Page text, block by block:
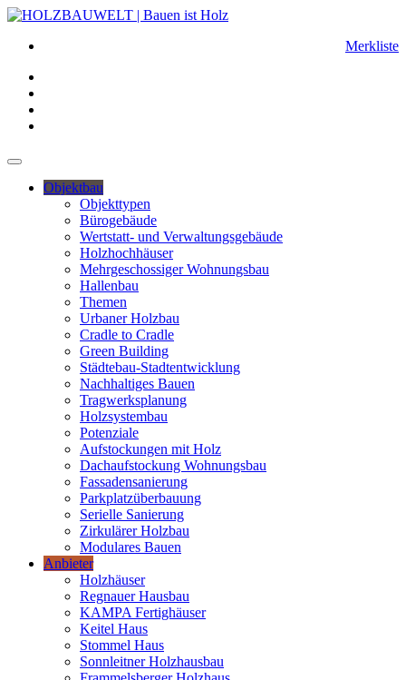
Merkliste
Objektbau
Objekttypen
Bürogebäude
Wertstatt- und Verwaltungsgebäude
Holzhochhäuser
Mehrgeschossiger Wohnungsbau
Hallenbau
Themen
Urbaner Holzbau
Cradle to Cradle
Green Building
Städtebau-Stadtentwicklung
Nachhaltiges Bauen
Tragwerksplanung
Holzsystembau
Potenziale
Aufstockungen mit Holz
Dachaufstockung Wohnungsbau
Fassadensanierung
Parkplatzüberbauung
Serielle Sanierung
Zirkulärer Holzbau
Modulares Bauen
Anbieter
Holzhäuser
Regnauer Hausbau
KAMPA Fertighäuser
Keitel Haus
Stommel Haus
Sonnleitner Holzhausbau